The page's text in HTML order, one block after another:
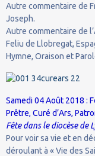
Autre commentaire de
Joseph.
Autre commentaire de
Feliu de Llobregat,
Hymne, Oraison et
Samedi 04 Août 2018 :
Prêtre, Curé d’Ars,
Fête dans le diocèse de
Pour voir sa vie et en
déroulant à « Vie des